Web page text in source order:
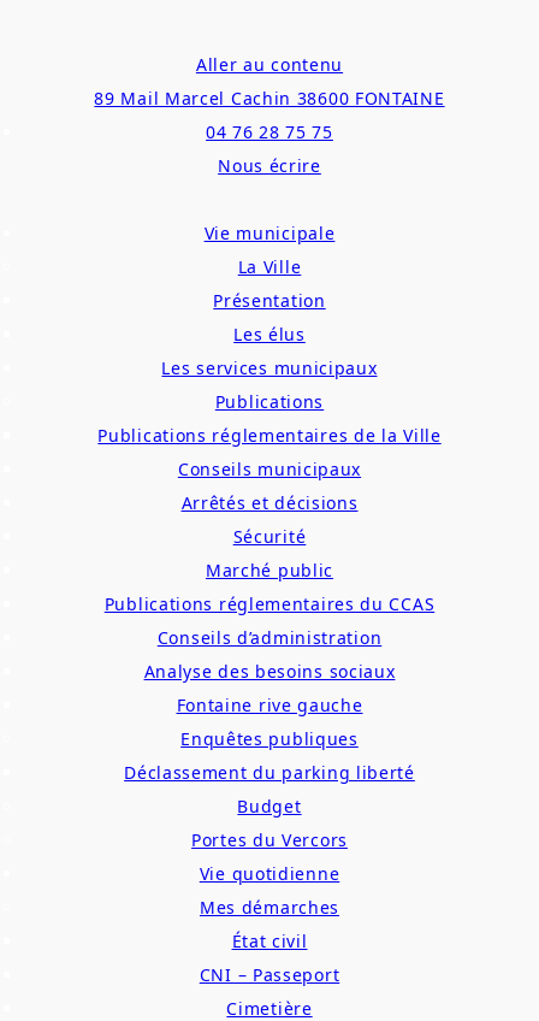
Aller au contenu
89 Mail Marcel Cachin 38600 FONTAINE
04 76 28 75 75
Nous écrire
Vie municipale
La Ville
Présentation
Les élus
Les services municipaux
Publications
Publications réglementaires de la Ville
Conseils municipaux
Arrêtés et décisions
Sécurité
Marché public
Publications réglementaires du CCAS
Conseils d’administration
Analyse des besoins sociaux
Fontaine rive gauche
Enquêtes publiques
Déclassement du parking liberté
Budget
Portes du Vercors
Vie quotidienne
Mes démarches
État civil
CNI – Passeport
Cimetière